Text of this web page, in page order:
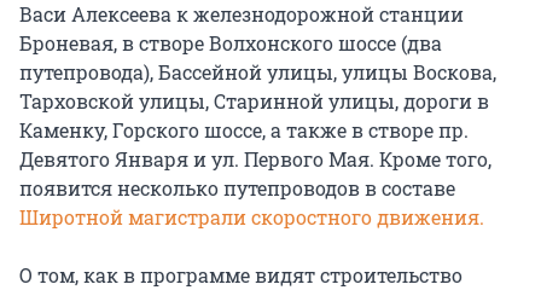
Васи Алексеева к железнодорожной станции
Броневая, в створе Волхонского шоссе (два
путепровода), Бассейной улицы, улицы Воскова,
Тарховской улицы, Старинной улицы, дороги в
Каменку, Горского шоссе, а также в створе пр.
Девятого Января и ул. Первого Мая. Кроме того,
появится несколько путепроводов в составе
Широтной магистрали скоростного движения.
О том, как в программе видят строительство